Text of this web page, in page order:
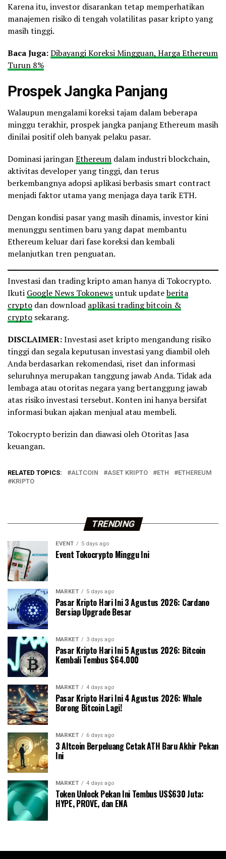
Karena itu, investor disarankan tetap memperhatikan
manajemen risiko di tengah volatilitas pasar kripto yang
masih tinggi.
Baca Juga:Dibayangi Koreksi Mingguan, Harga Ethereum
Turun 8%
Prospek Jangka Panjang
Walaupun mengalami koreksi tajam dalam beberapa
minggu terakhir, prospek jangka panjang Ethereum masih
dinilai positif oleh banyak pelaku pasar.
Dominasi jaringanEthereum dalam industri blockchain,
aktivitas developer yang tinggi, dan terus
berkembangnya adopsi aplikasi berbasis smart contract
menjadi faktor utama yang menjaga daya tarik ETH.
Dengan kondisi pasar yang masih dinamis, investor kini
menunggu sentimen baru yang dapat membantu
Ethereum keluar dari fase koreksi dan kembali
melanjutkan tren penguatan.
Investasi dan trading kripto aman hanya di Tokocrypto.
Ikuti Google News Tokonewsuntuk updateberita
crypto dan download aplikasi trading bitcoin &
crypto sekarang.
DISCLAIMER:Investasi aset kripto mengandung risiko
tinggi dan segala keputusan investasi yang diambil oleh
Anda berdasarkan rekomendasi, riset dan informasi
seluruhnya merupakan tanggung jawab Anda. Tidak ada
lembaga atau otoritas negara yang bertanggung jawab
atas risiko investasi tersebut. Konten ini hanya bersifat
informasi bukan ajakan menjual atau membeli.
Tokocrypto berizin dan diawasi oleh Otoritas Jasa
keuangan.
RELATED TOPICS: ALTCOIN ASET KRIPTO ETH
ETHEREUM
KRIPTO
TRENDING
EVENT 5 days ago
Event Tokocrypto Minggu Ini
MARKET 5 days ago
Pasar Kripto Hari Ini 3 Agustus 2026: Cardano
Bersiap Upgrade Besar
MARKET 3 days ago
Pasar Kripto Hari Ini 5 Agustus 2026: Bitcoin
Kembali Tembus $64.000
MARKET 4 days ago
Pasar Kripto Hari Ini 4 Agustus 2026: Whale
Borong Bitcoin Lagi!
MARKET 6 days ago
3 Altcoin Berpeluang Cetak ATH Baru Akhir Pekan
Ini
MARKET 4 days ago
Token Unlock Pekan Ini Tembus US$630 Juta:
HYPE, PROVE, dan ENA